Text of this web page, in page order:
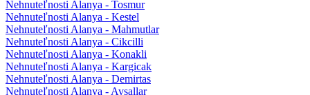
Nehnuteľnosti Alanya - Tosmur
Nehnuteľnosti Alanya - Kestel
Nehnuteľnosti Alanya - Mahmutlar
Nehnuteľnosti Alanya - Cikcilli
Nehnuteľnosti Alanya - Konakli
Nehnuteľnosti Alanya - Kargicak
Nehnuteľnosti Alanya - Demirtas
Nehnuteľnosti Alanya - Avsallar